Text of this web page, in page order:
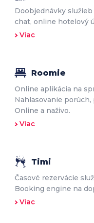
Doobjednávky
chat, online hotelový
Viac
Roomie
Online aplikácia na
Nahlasovanie
Online a naživo.
Viac
Timi
Časové rezervácie
Booking engine na
Viac